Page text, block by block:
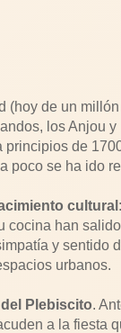
(hoy de un
los Anjou
de
poco se ha ido
cultural
cocina han
y sentido
urbanos.
Plebiscito.
a la fiesta